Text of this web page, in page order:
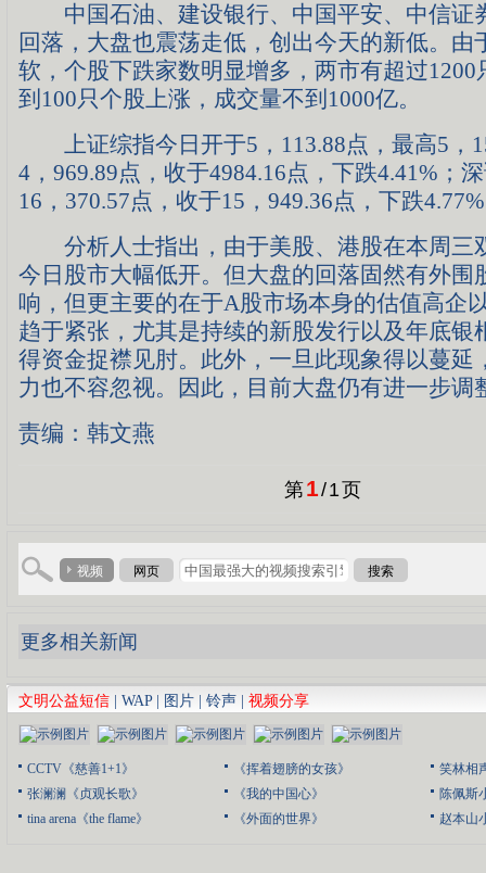
中国石油、建设银行、中国平安、中信证
回落，大盘也震荡走低，创出今天的新低。由
软，个股下跌家数明显增多，两市有超过1200
到100只个股上涨，成交量不到1000
上证综指今日开于5，113.88点，最高5，
4，969.89点，收于4984.16点，下跌4.41%；
16，370.57点，收于15，949.36点，下跌
分析人士指出，由于美股、港股在本周三
今日股市大幅低开。但大盘的回落固然有外围
响，但更主要的在于A股市场本身的估值高企
趋于紧张，尤其是持续的新股发行以及年底银
得资金捉襟见肘。此外，一旦此现象得以蔓延
力也不容忽视。因此，目前大盘仍有进一步调
责编：韩文燕
第1/1页
视频 网页 搜索
更多相关新闻
文明公益短信 | WAP| 图片 | 铃声 | 视频分享
CCTV《慈善1+1》
张澜澜《贞观长歌》
tina arena《the flame》
《挥着翅膀的女孩》
《我的中国心》
《外面的世界》
笑林相
陈佩斯
赵本山